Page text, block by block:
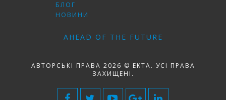
БЛОГ
НОВИНИ
AHEAD OF THE FUTURE
АВТОРСЬКІ ПРАВА 2026 © EKTA. УСІ ПРАВА
ЗАХИЩЕНІ.